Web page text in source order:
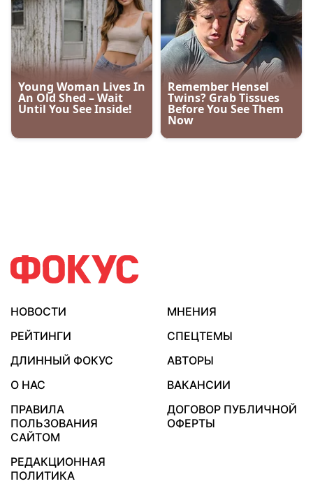
НОВОСТИ
МНЕНИЯ
РЕЙТИНГИ
СПЕЦТЕМЫ
ДЛИННЫЙ ФОКУС
АВТОРЫ
О НАС
ВАКАНСИИ
ПРАВИЛА
ПОЛЬЗОВАНИЯ
САЙТОМ
ДОГОВОР ПУБЛИЧНОЙ
ОФЕРТЫ
РЕДАКЦИОННАЯ
ПОЛИТИКА